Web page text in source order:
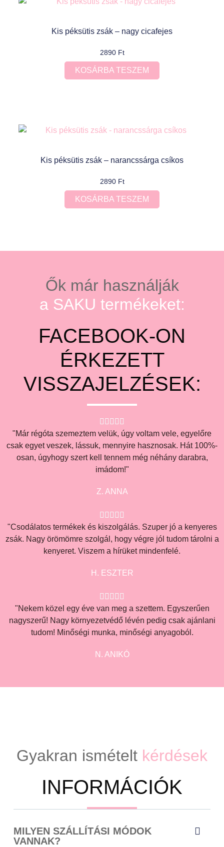
Kis péksütis zsák – nagy cicafejes
2890 Ft
KOSÁRBA TESZEM
Kis péksütis zsák – narancssárga csíkos
2890 Ft
KOSÁRBA TESZEM
Ők már használják
a SAKU termékeket:
FACEBOOK-ON
ÉRKEZETT
VISSZAJELZÉSEK:
    
"Már régóta szemeztem velük, úgy voltam vele, egyelőre
csak egyet veszek, lássuk, mennyire hasznosak. Hát 100%-
osan, úgyhogy szert kell tennem még néhány darabra,
imádom!"
Z. ANNA
    
"Csodálatos termékek és kiszolgálás. Szuper jó a kenyeres
zsák. Nagy örömömre szolgál, hogy végre jól tudom tárolni a
kenyeret. Viszem a hírüket mindenfelé.
H. ESZTER
    
"Nekem közel egy éve van meg a szettem. Egyszerűen
nagyszerű! Nagy környezetvédő lévén pedig csak ajánlani
tudom! Minőségi munka, minőségi anyagoból.
N. ANIKÓ
Gyakran ismételt kérdések
INFORMÁCIÓK
MILYEN SZÁLLÍTÁSI MÓDOK
VANNAK?